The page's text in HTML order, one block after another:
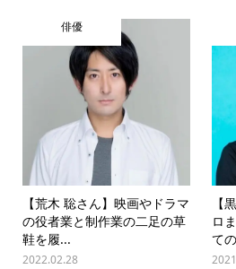
俳優
【荒木 聡さん】映画やドラマ
の役者業と制作業の二足の草
鞋を履...
2022.02.28
【
ロ
て